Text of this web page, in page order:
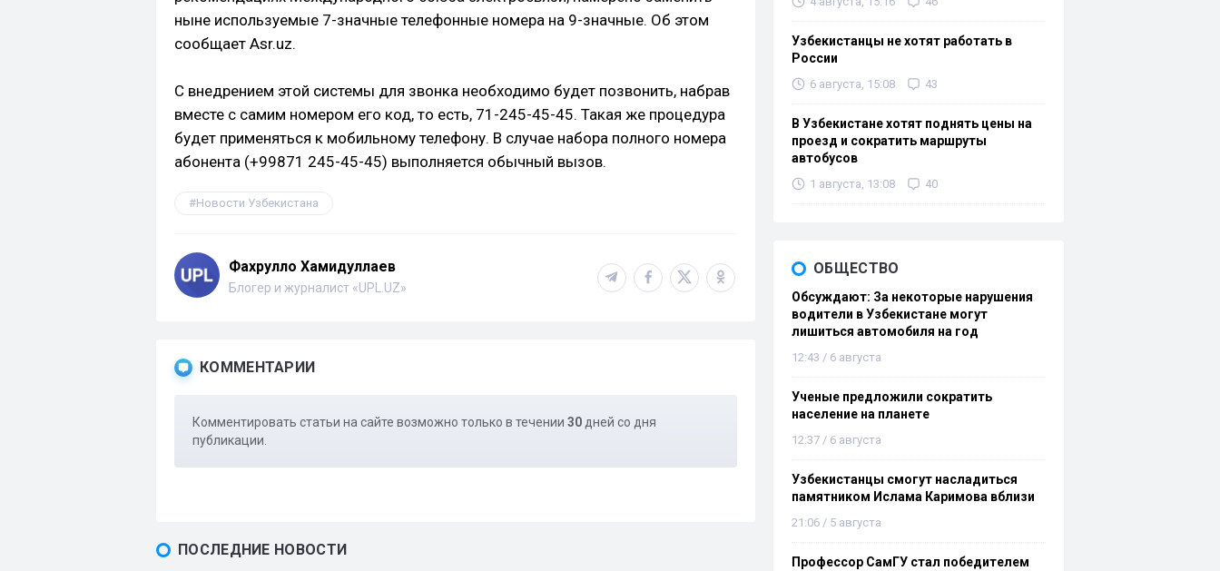
ныне используемые 7-значные телефонные номера на 9-значные. Об этом
сообщает Asr.uz.
С внедрением этой системы для звонка необходимо будет позвонить, набрав
вместе с самим номером его код, то есть, 71-245-45-45. Такая же процедура
будет применяться к мобильному телефону. В случае набора полного номера
абонента (+99871 245-45-45) выполняется обычный вызов.
Новости Узбекистана
Фахрулло Хамидуллаев
Блогер и журналист «UPL.UZ»
КОММЕНТАРИИ
Комментировать статьи на сайте возможно только в течении 30дней со дня
публикации.
ПОСЛЕДНИЕ НОВОСТИ
Узбекистанцы не хотят работать в
России
6 августа, 15:08 43
В Узбекистане хотят поднять цены на
проезд и сократить маршруты
автобусов
1 августа, 13:08 40
ОБЩЕСТВО
Обсуждают: За некоторые нарушения
водители в Узбекистане могут
лишиться автомобиля на год
12:43 / 6 августа
Ученые предложили сократить
население на планете
12:37 / 6 августа
Узбекистанцы смогут насладиться
памятником Ислама Каримова вблизи
21:06 / 5 августа
Профессор СамГУ стал победителем